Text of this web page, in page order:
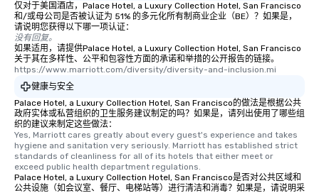
仅对于美国酒店，Palace Hotel, a Luxury Collection Hotel, San Francisco
和/或母公司是否被认证为 51% 的多元化所有制商业企业（BE）？如果是，
请说明您获得以下哪一项认证：
没有回复。
如果适用，请提供Palace Hotel, a Luxury Collection Hotel, San Francisco
关于其在多样性、公平和包容性方面的承诺和举措的公开报告的链接。
https://www.marriott.com/diversity/diversity-and-inclusion.mi
健康与安全
Palace Hotel, a Luxury Collection Hotel, San Francisco的做法是根据公共
政府实体或私营组织的卫生服务建议制定的吗？如果是，请列出使用了哪些组
织的建议来制定这些做法：
Yes, Marriott cares greatly about every guest's experience and takes
hygiene and sanitation very seriously. Marriott has established strict
standards of cleanliness for all of its hotels that either meet or
exceed public health department regulations.
Palace Hotel, a Luxury Collection Hotel, San Francisco是否对公共区域和
公共设施（如会议室、餐厅、电梯站等）进行清洁和消毒？如果是，请说明采